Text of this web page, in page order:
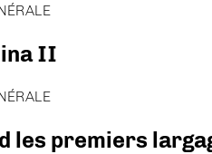
II
les premiers